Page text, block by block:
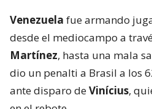
Venezuela fue armando
desde el mediocampo a
Martínez, hasta una mala
dio un penalti a Brasil a los
ante disparo deVinícius,